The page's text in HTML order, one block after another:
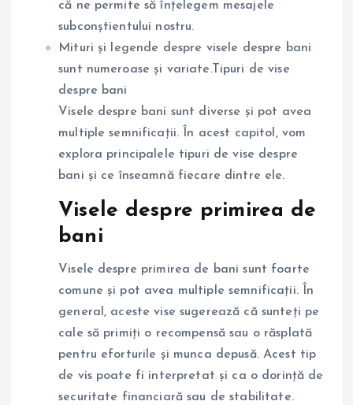
că ne permite să înțelegem mesajele
subconștientului nostru.
Mituri și legende despre visele despre bani
sunt numeroase și variate.Tipuri de vise
despre bani
Visele despre bani sunt diverse și pot avea
multiple semnificații. În acest capitol, vom
explora principalele tipuri de vise despre
bani și ce înseamnă fiecare dintre ele.
Visele despre primirea de
bani
Visele despre primirea de bani sunt foarte
comune și pot avea multiple semnificații. În
general, aceste vise sugerează că sunteți pe
cale să primiți o recompensă sau o răsplată
pentru eforturile și munca depusă. Acest tip
de vis poate fi interpretat și ca o dorință de
securitate financiară sau de stabilitate.